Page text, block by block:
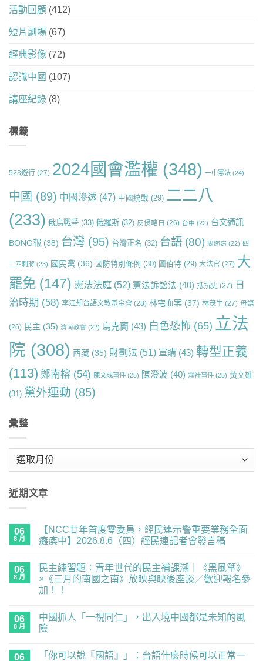
活動回顧 (412)
短片劇場 (67)
經典影像 (72)
認識中國 (107)
講座紀錄 (8)
標籤
523遊行 (27) 2024國會濫權 (348) 一中憲法 (24)
中國 (89) 中國滲透 (47) 中國統戰 (29) 二二八
(233) 俄烏戰爭 (33) 俄羅斯 (32) 反侵略日 (26) 台中 (22) 台文通訊
BONG報 (38) 台灣 (95) 台灣正名 (32) 台語 (80) 周婉窈 (22) 四
二四刺蔣 (23) 國民黨 (36) 國防特別條例 (30) 圖伯特 (29) 大法官 (27) 大
罷免 (147) 憲法法庭 (52) 憲法訴訟法 (40) 抵抗史 (27) 日
治時期 (58) 李江却台語文教基金會 (28) 林宅血案 (37) 林茂生 (27) 母語
(26) 民主 (35) 濟南教會 (22) 烏克蘭 (43) 白色恐怖 (65) 立法
院 (308) 西藏 (35) 財劃法 (51) 軍購 (43) 轉型正義
(113) 鄭南榕 (54) 陳文成事件 (25) 陳澄波 (40) 霧社事件 (25) 黃文雄
(31) 黨外運動 (85)
彙整
近期文章
06
8 月
【NCC廿年首度零委員，經民連示警重要業務全面
癱瘓中】2026.8.6（四）經民連記者會發言稿
廿
首
度
員，
經
民
留
言
06
8 月
民主練習題：青年世代的民主補課潮｜《黑風箏》
×《三月的南國之南》放映與映後座談／歡迎報名參
加！！
主
練
習
留
言
06
8 月
中國抓人「一視同仁」，出入境中國都是未知的風
險
06 「你可以說『國語』」：台語什麼時候可以正常一